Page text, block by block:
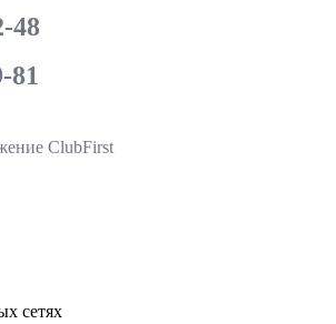
48
81
ClubFirst
сетях